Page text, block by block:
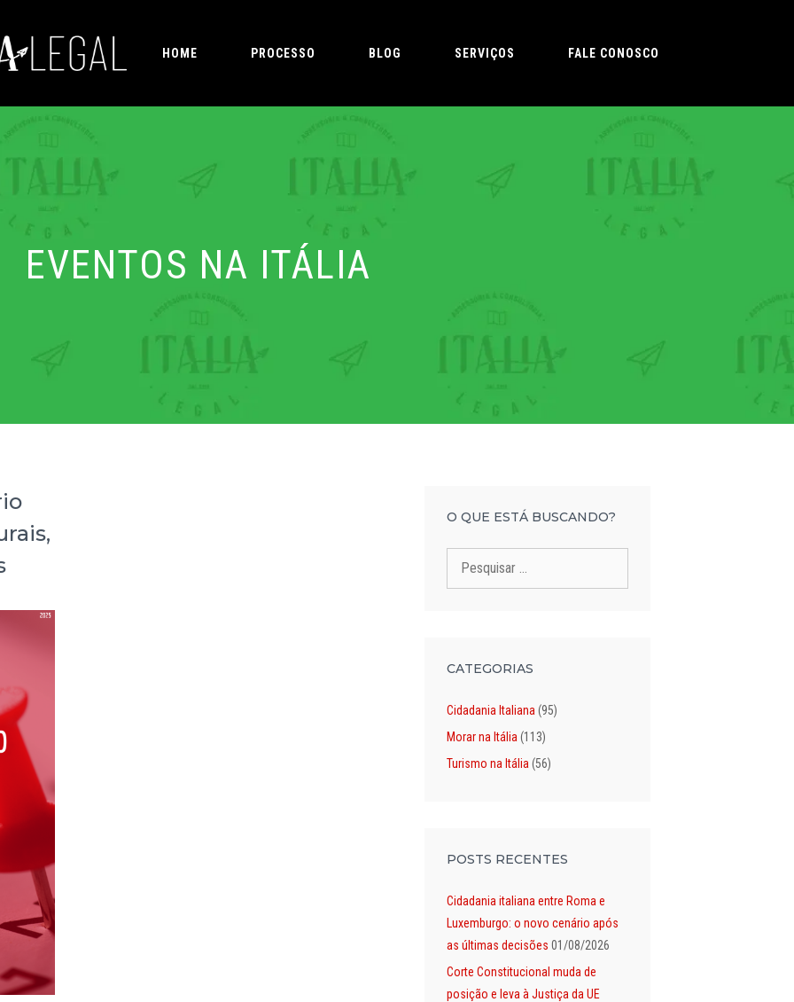
HOME PROCESSO BLOG SERVIÇOS FALE CONOSCO
EVENTOS NA ITÁLIA
O QUE ESTÁ BUSCANDO?
CATEGORIAS
Cidadania Italiana (95)
Morar na Itália (113)
Turismo na Itália (56)
POSTS RECENTES
Cidadania italiana entre Roma e
Luxemburgo: o novo cenário após
as últimas decisões 01/08/2026
Corte Constitucional muda de
posição e leva à Justiça da UE